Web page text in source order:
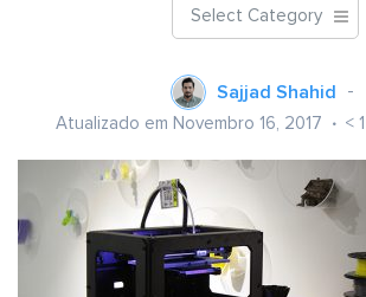
Select Category
Sajjad Shahid
Atualizado em Novembro 16, 2017 < 1